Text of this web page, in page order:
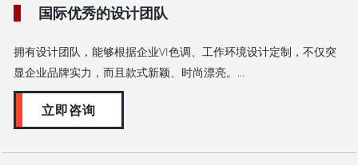
国际优秀的设计团队
拥有设计团队，能够根据企业VI色调、工作环境设计定制，不仅突
显企业品牌实力，而且款式新颖、时尚漂亮。...
立即咨询